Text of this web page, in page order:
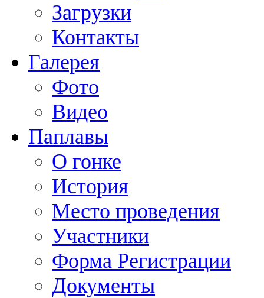
Загрузки
Контакты
Галерея
Фото
Видео
Паплавы
О гонке
История
Место проведения
Участники
Форма Регистрации
Документы